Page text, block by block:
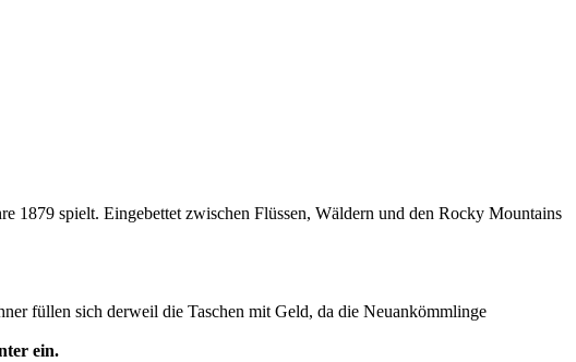
spielt. Eingebettet zwischen Flüssen, Wäldern und den Rocky Mountains
füllen sich derweil die Taschen mit Geld, da die Neuankömmlinge
ein.